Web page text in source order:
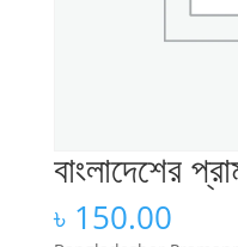
বাংলাদেশের
৳ 150.00